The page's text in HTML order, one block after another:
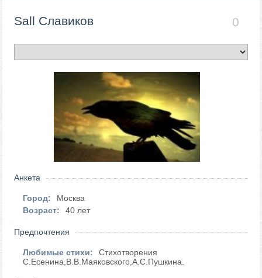
0
Sall Славиков
Анкета
Город:
Москва
Возраст:
40 лет
Предпочтения
Любимые стихи:
Стихотворения
С.Есенина,В.В.Маяковского,А.С.Пушкина.